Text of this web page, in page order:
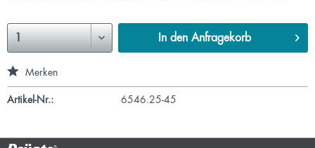
In den Anfragekorb
Merken
Artikel-Nr.: 6546.25-45